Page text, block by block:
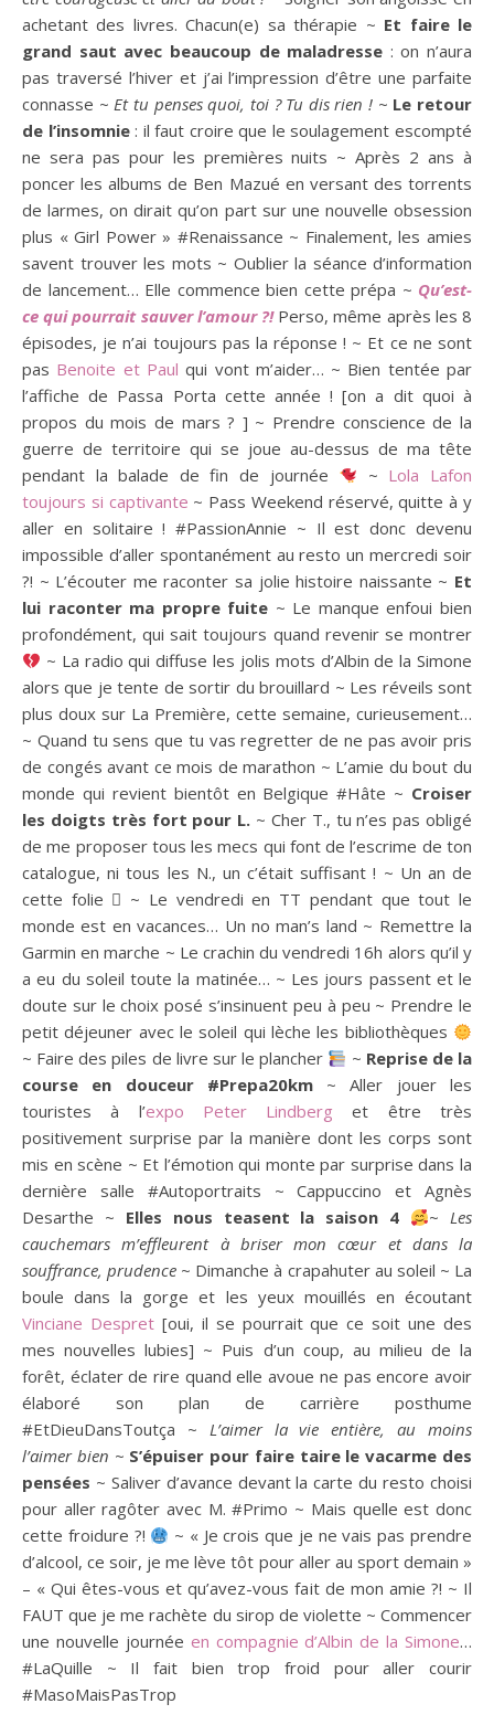
achetant des livres. Chacun(e) sa thérapie ~ Et faire le
grand saut avec beaucoup de maladresse : on n’aura
pas traversé l’hiver et j’ai l’impression d’être une parfaite
connasse ~Et tu penses quoi, toi ? Tu dis rien ! ~ Le retour
de l’insomnie: il faut croire que le soulagement escompté
ne sera pas pour les premières nuits ~ Après 2 ans à
poncer les albums de Ben Mazué en versant des torrents
de larmes, on dirait qu’on part sur une nouvelle obsession
plus « Girl Power » #Renaissance ~ Finalement, les amies
savent trouver les mots ~ Oublier la séance d’information
de lancement… Elle commence bien cette prépa ~ Qu’est-
ce qui pourrait sauver l’amour ?!Perso, même après les 8
épisodes, je n’ai toujours pas la réponse ! ~ Et ce ne sont
pas Benoite et Paul qui vont m’aider… ~ Bien tentée par
l’affiche de Passa Porta cette année ! [on a dit quoi à
propos du mois de mars ? ] ~ Prendre conscience de la
guerre de territoire qui se joue au-dessus de ma tête
pendant la balade de fin de journée
~ Lola Lafon
toujours si captivante ~ Pass Weekend réservé, quitte à y
aller en solitaire ! #PassionAnnie ~ Il est donc devenu
impossible d’aller spontanément au resto un mercredi soir
?! ~ L’écouter me raconter sa jolie histoire naissante ~ Et
lui raconter ma propre fuite ~ Le manque enfoui bien
profondément, qui sait toujours quand revenir se montrer
~ La radio qui diffuse les jolis mots d’Albin de la Simone
alors que je tente de sortir du brouillard ~ Les réveils sont
plus doux sur La Première, cette semaine, curieusement…
~ Quand tu sens que tu vas regretter de ne pas avoir pris
de congés avant ce mois de marathon ~ L’amie du bout du
monde qui revient bientôt en Belgique #Hâte ~ Croiser
les doigts très fort pour L. ~ Cher T., tu n’es pas obligé
de me proposer tous les mecs qui font de l’escrime de ton
catalogue, ni tous les N., un c’était suffisant ! ~ Un an de
cette folie  ~ Le vendredi en TT pendant que tout le
monde est en vacances… Un no man’s land ~ Remettre la
Garmin en marche ~ Le crachin du vendredi 16h alors qu’il y
a eu du soleil toute la matinée… ~ Les jours passent et le
doute sur le choix posé s’insinuent peu à peu ~ Prendre le
petit déjeuner avec le soleil qui lèche les bibliothèques
~ Faire des piles de livre sur le plancher
~ Reprise de la
course en douceur #Prepa20km~ Aller jouer les
touristes à l’expo Peter Lindberg et être très
positivement surprise par la manière dont les corps sont
mis en scène ~ Et l’émotion qui monte par surprise dans la
dernière salle #Autoportraits ~ Cappuccino et Agnès
Desarthe ~ Elles nous teasent la saison 4 ~Les
cauchemars m’effleurent à briser mon cœur et dans la
souffrance, prudence ~ Dimanche à crapahuter au soleil ~ La
boule dans la gorge et les yeux mouillés en écoutant
Vinciane Despret[oui, il se pourrait que ce soit une des
mes nouvelles lubies] ~ Puis d’un coup, au milieu de la
forêt, éclater de rire quand elle avoue ne pas encore avoir
élaboré son plan de carrière posthume
#EtDieuDansToutça ~ L’aimer la vie entière, au moins
l’aimer bien ~ S’épuiser pour faire taire le vacarme des
pensées ~ Saliver d’avance devant la carte du resto choisi
pour aller ragôter avec M. #Primo ~ Mais quelle est donc
cette froidure ?!
~ « Je crois que je ne vais pas prendre
d’alcool, ce soir, je me lève tôt pour aller au sport demain »
– « Qui êtes-vous et qu’avez-vous fait de mon amie ?! ~ Il
FAUT que je me rachète du sirop de violette ~ Commencer
une nouvelle journée en compagnie d’Albin de la Simone…
#LaQuille ~ Il fait bien trop froid pour aller courir
#MasoMaisPasTrop